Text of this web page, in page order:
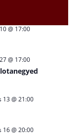
@ 17:00
@ 17:00
13 @ 21:00
16 @ 20:00